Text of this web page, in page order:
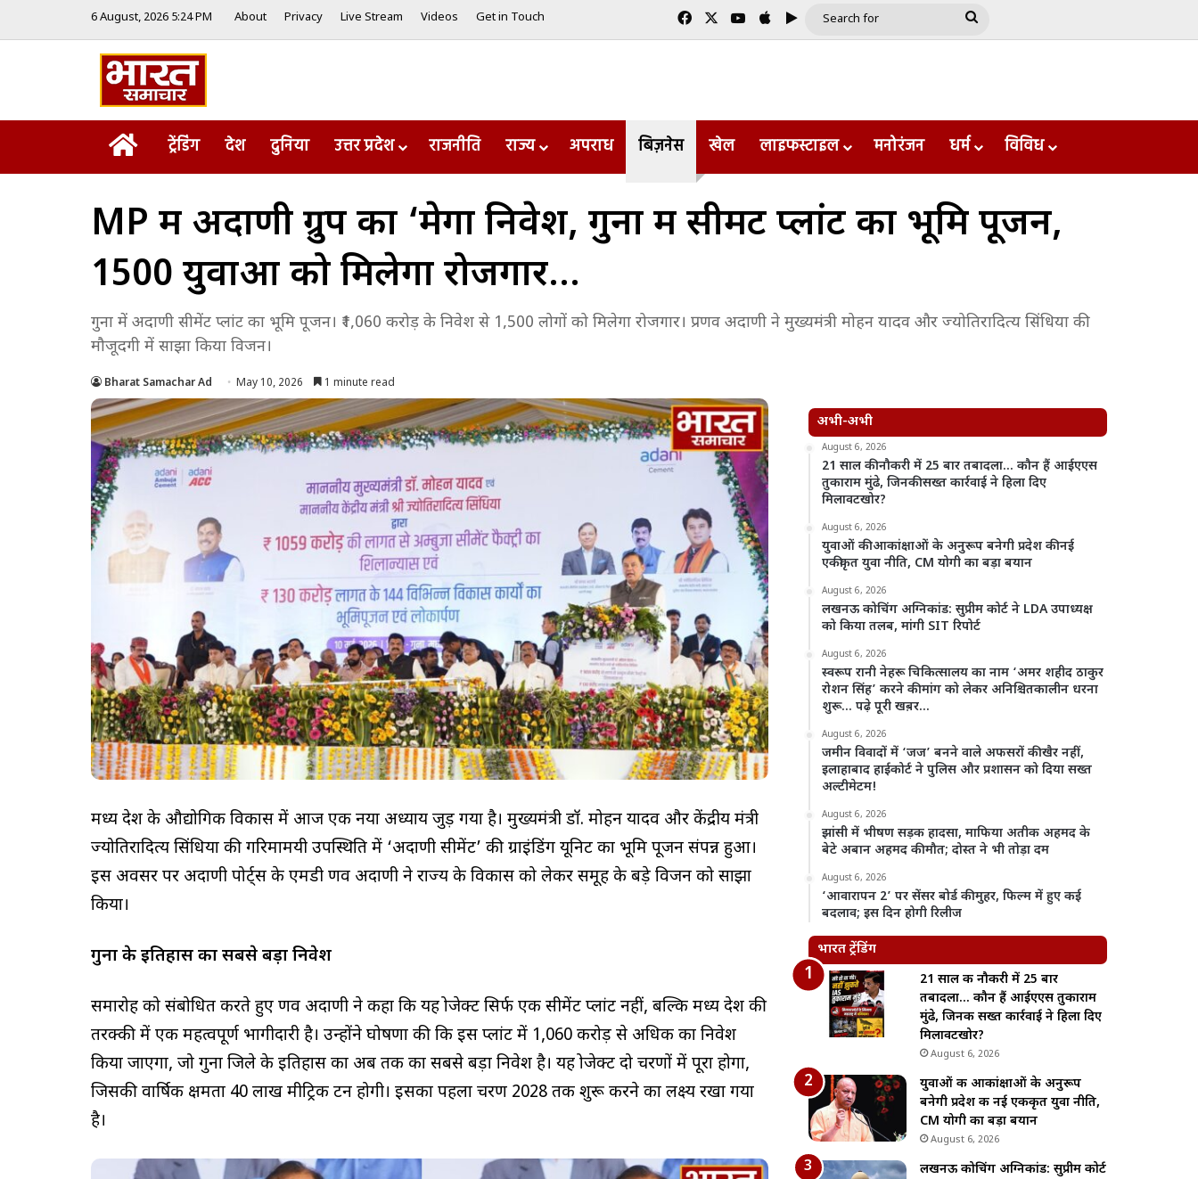
6 August, 2026 5:24 PM About Privacy Live Stream Videos Get in Touch FacebookYouTube
AppleGoogle Play
Search
Homeट्रेंडिंग देश दुनिया उत्तर प्रदेश राजनीति राज्य अपराध बिज़नेस खेल लाइफस्टाइल मनोरंजन धर्म विविध
MP में अदाणी ग्रुप का ‘मेगा निवेश, गुना में सीमेंट प्लांट का भूमि पूजन,
1500 युवाओं को मिलेगा रोजगार…
गुना में अदाणी सीमेंट प्लांट का भूमि पूजन। ₹1,060 करोड़ के निवेश से 1,500 लोगों को मिलेगा रोजगार। प्रणव अदाणी ने मुख्यमंत्री मोहन यादव और ज्योतिरादित्य सिंधिया की
मौजूदगी में साझा किया विजन।
Bharat Samachar Ad May 10, 2026 1 minute read
मध्य प्रदेश के औद्योगिक विकास में आज एक नया अध्याय जुड़ गया है। मुख्यमंत्री डॉ. मोहन यादव और केंद्रीय मंत्री
ज्योतिरादित्य सिंधिया की गरिमामयी उपस्थिति में ‘अदाणी सीमेंट’ की ग्राइंडिंग यूनिट का भूमि पूजन संपन्न हुआ।
इस अवसर पर अदाणी पोर्ट्स के एमडी प्रणव अदाणी ने राज्य के विकास को लेकर समूह के बड़े विजन को साझा
किया।
गुना के इतिहास का सबसे बड़ा निवेश
समारोह को संबोधित करते हुए प्रणव अदाणी ने कहा कि यह प्रोजेक्ट सिर्फ एक सीमेंट प्लांट नहीं, बल्कि मध्य प्रदेश की
तरक्की में एक महत्वपूर्ण भागीदारी है। उन्होंने घोषणा की कि इस प्लांट में ₹1,060 करोड़ से अधिक का निवेश
किया जाएगा, जो गुना जिले के इतिहास का अब तक का सबसे बड़ा निवेश है। यह प्रोजेक्ट दो चरणों में पूरा होगा,
जिसकी वार्षिक क्षमता 40 लाख मीट्रिक टन होगी। इसका पहला चरण 2028 तक शुरू करने का लक्ष्य रखा गया
है।
अभी-अभी
August 6, 2026
21 साल की नौकरी में 25 बार तबादला… कौन हैं आईएएस
तुकाराम मुंढे, जिनकी सख्त कार्रवाई ने हिला दिए
मिलावटखोर?
August 6, 2026
युवाओं की आकांक्षाओं के अनुरूप बनेगी प्रदेश की नई
एकीकृत युवा नीति, CM योगी का बड़ा बयान
August 6, 2026
लखनऊ कोचिंग अग्निकांड: सुप्रीम कोर्ट ने LDA उपाध्यक्ष
को किया तलब, मांगी SIT रिपोर्ट
August 6, 2026
स्वरूप रानी नेहरू चिकित्सालय का नाम ‘अमर शहीद ठाकुर
रोशन सिंह’ करने की मांग को लेकर अनिश्चितकालीन धरना
शुरू… पढ़े पूरी खब़र…
August 6, 2026
जमीन विवादों में ‘जज’ बनने वाले अफसरों की खैर नहीं,
इलाहाबाद हाईकोर्ट ने पुलिस और प्रशासन को दिया सख्त
अल्टीमेटम!
August 6, 2026
झांसी में भीषण सड़क हादसा, माफिया अतीक अहमद के
बेटे अबान अहमद की मौत; दोस्त ने भी तोड़ा दम
August 6, 2026
‘आवारापन 2’ पर सेंसर बोर्ड की मुहर, फिल्म में हुए कई
बदलाव; इस दिन होगी रिलीज
भारत ट्रेंडिंग
21 साल की नौकरी में 25 बार
तबादला… कौन हैं आईएएस तुकाराम
मुंढे, जिनकी सख्त कार्रवाई ने हिला दिए
मिलावटखोर?
August 6, 2026
युवाओं की आकांक्षाओं के अनुरूप
बनेगी प्रदेश की नई एकीकृत युवा नीति,
CM योगी का बड़ा बयान
August 6, 2026
लखनऊ कोचिंग अग्निकांड: सुप्रीम कोर्ट